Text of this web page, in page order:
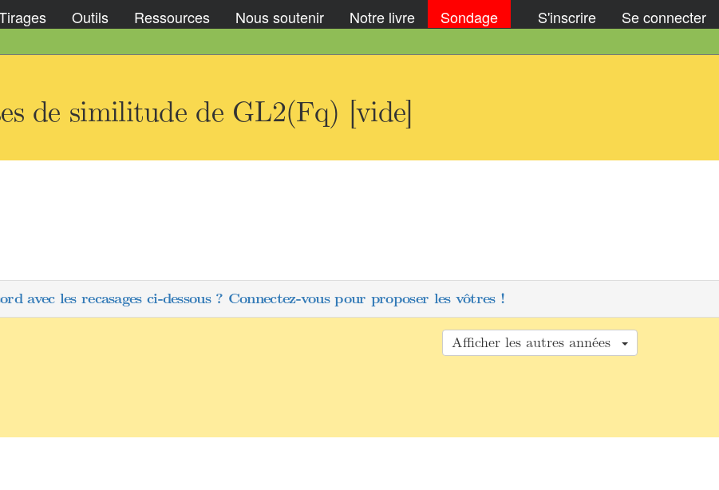
Outils Ressources Nous soutenir Notre livre Sondage S'inscrire Se connecter
de similitude de GL2(Fq) [vide]
avec les recasages ci-dessous ? Connectez-vous pour proposer les vôtres !
Afficher les autres années